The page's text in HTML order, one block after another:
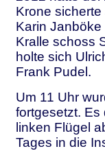
Krone
Karin
Kralle schoss
holte sich
Frank Pudel.
Um 11 Uhr
fortgesetzt. Es
linken Flügel
Tages in die